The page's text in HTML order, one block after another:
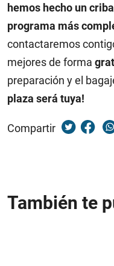
hemos hecho un
programa más
contactaremos
mejores de forma
preparación y el
plaza será tuya!
Compartir
También te